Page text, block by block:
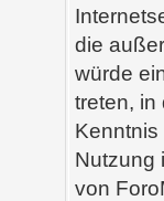
die
würde
treten, in
Nutzung
von